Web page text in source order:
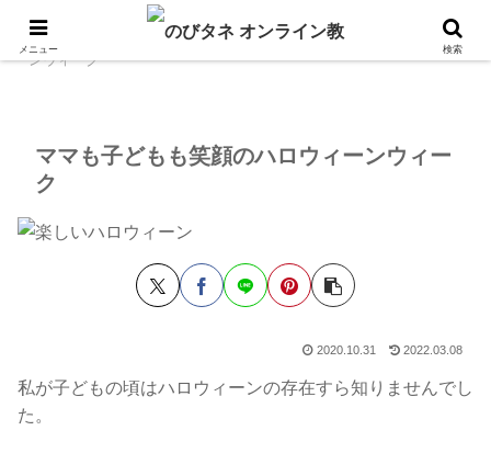
ホーム のびタネ日記
ママも子どもも笑顔のハロウィ
ーンウィーク
ママも子どもも笑顔のハロウィーンウィー
ク
2020.10.31 2022.03.08
私が子どもの頃はハロウィーンの存在すら知りませんでし
た。
メニュー 検索